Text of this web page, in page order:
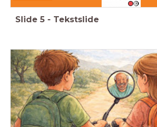
3
Slide 5 - Tekstslide